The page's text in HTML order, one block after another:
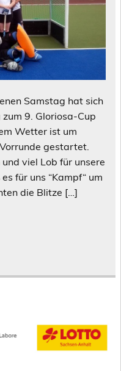
Samstag hat sich
9. Gloriosa-Cup
Wetter ist um
gestartet.
viel Lob für unsere
für uns “Kampf“ um
die Blitze […]